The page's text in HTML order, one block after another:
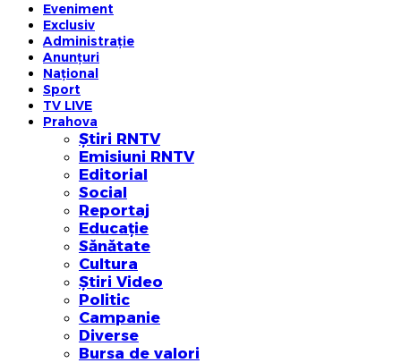
Eveniment
Exclusiv
Administrație
Anunțuri
Național
Sport
TV LIVE
Prahova
Știri RNTV
Emisiuni RNTV
Editorial
Social
Reportaj
Educație
Sănătate
Cultura
Știri Video
Politic
Campanie
Diverse
Bursa de valori